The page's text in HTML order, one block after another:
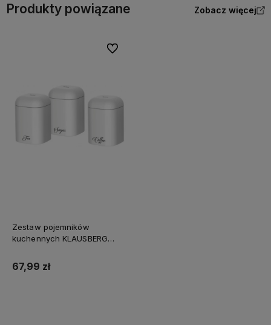
Produkty powiązane Zobacz więcej
Zestaw pojemników
kuchennych KLAUSBERG
67,99 zł
Do ulubionych